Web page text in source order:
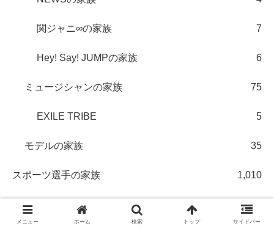
関ジャニ∞の家族 7
Hey! Say! JUMPの家族 6
ミュージシャンの家族 75
EXILE TRIBE 5
モデルの家族 35
スポーツ選手の家族 1,010
ラグビー選手の家族 15
メニュー ホーム 検索 トップ サイドバー